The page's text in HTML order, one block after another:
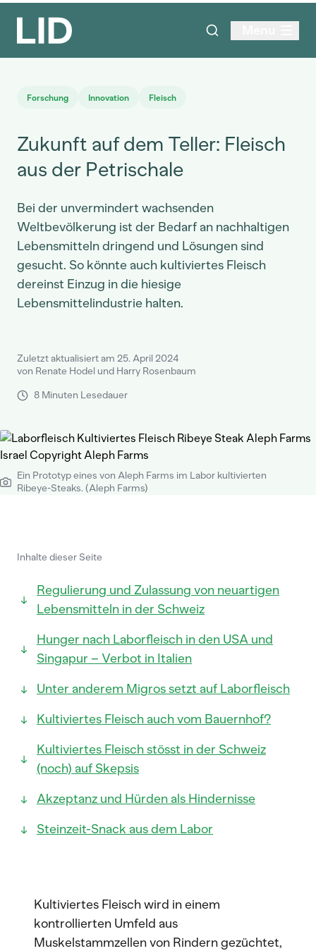
Forschung Innovation Fleisch
Zukunft auf dem Teller: Fleisch
aus der Petrischale
Bei der unvermindert wachsenden
Weltbevölkerung ist der Bedarf an nachhaltigen
Lebensmitteln dringend und Lösungen sind
gesucht. So könnte auch kultiviertes Fleisch
dereinst Einzug in die hiesige
Lebensmittelindustrie halten.
Zuletzt aktualisiert am 25. April 2024
von Renate Hodel und Harry Rosenbaum
8 Minuten Lesedauer
Ein Prototyp eines von Aleph Farms im Labor kultivierten
Ribeye-Steaks. (Aleph Farms)
Inhalte dieser Seite
Regulierung und Zulassung von neuartigen
Lebensmitteln in der Schweiz
Hunger nach Laborfleisch in den USA und
Singapur – Verbot in Italien
Unter anderem Migros setzt auf Laborfleisch
Kultiviertes Fleisch auch vom Bauernhof?
Kultiviertes Fleisch stösst in der Schweiz
(noch) auf Skepsis
Akzeptanz und Hürden als Hindernisse
Steinzeit-Snack aus dem Labor
Kultiviertes Fleisch wird in einem
kontrollierten Umfeld aus
Muskelstammzellen von Rindern gezüchtet,